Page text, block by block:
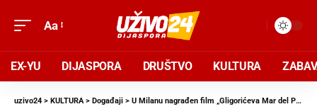
Aa
EX-YU DIJASPORA DRUŠTVO KULTURA
uzivo24 > KULTURA> Događaji > U Milanu nagrađen film „Gligorićeva Mar del Plata – Kraljeva indijska varijanta“